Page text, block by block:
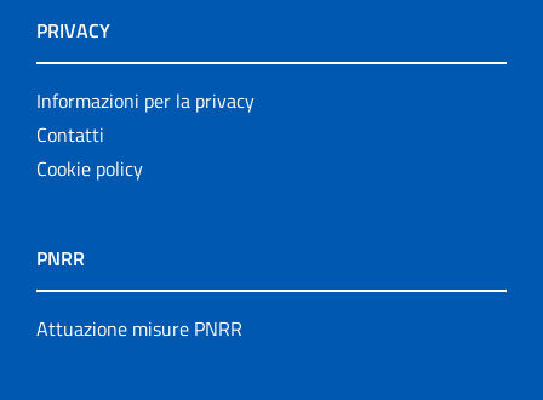
PRIVACY
Informazioni per la privacy
Contatti
Cookie policy
PNRR
Attuazione misure PNRR